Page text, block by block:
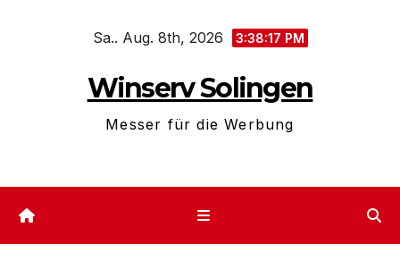
Sa.. Aug. 8th, 2026 3:38:17 PM
Winserv Solingen
Messer für die Werbung